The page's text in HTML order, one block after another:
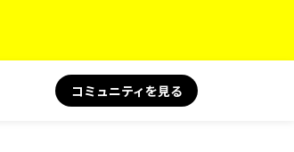
コミュニティを見る